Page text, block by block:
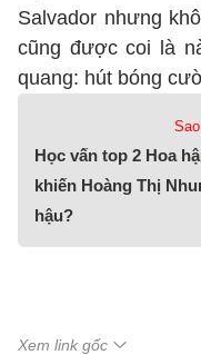
Salvador nhưng
cũng được coi là
quang: hút bóng
Học vấn top 2 Hoa
khiến Hoàng Thị
hậu?
Xem link gốc